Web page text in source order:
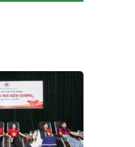
Xã Phúc Khánh
Xã Mường Bo
Xã Tả Van